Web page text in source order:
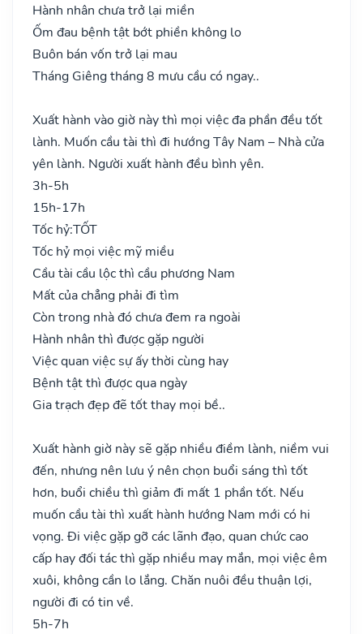
Hành nhân chưa trở lại miền
Ốm đau bệnh tật bớt phiền không lo
Buôn bán vốn trở lại mau
Tháng Giêng tháng 8 mưu cầu có ngay..
Xuất hành vào giờ này thì mọi việc đa phần đều tốt
lành. Muốn cầu tài thì đi hướng Tây Nam – Nhà cửa
yên lành. Người xuất hành đều bình yên.
3h-5h
15h-17h
Tốc hỷ:TỐT
Tốc hỷ mọi việc mỹ miều
Cầu tài cầu lộc thì cầu phương Nam
Mất của chẳng phải đi tìm
Còn trong nhà đó chưa đem ra ngoài
Hành nhân thì được gặp người
Việc quan việc sự ấy thời cùng hay
Bệnh tật thì được qua ngày
Gia trạch đẹp đẽ tốt thay mọi bề..
Xuất hành giờ này sẽ gặp nhiều điềm lành, niềm vui
đến, nhưng nên lưu ý nên chọn buổi sáng thì tốt
hơn, buổi chiều thì giảm đi mất 1 phần tốt. Nếu
muốn cầu tài thì xuất hành hướng Nam mới có hi
vọng. Đi việc gặp gỡ các lãnh đạo, quan chức cao
cấp hay đối tác thì gặp nhiều may mắn, mọi việc êm
xuôi, không cần lo lắng. Chăn nuôi đều thuận lợi,
người đi có tin về.
5h-7h